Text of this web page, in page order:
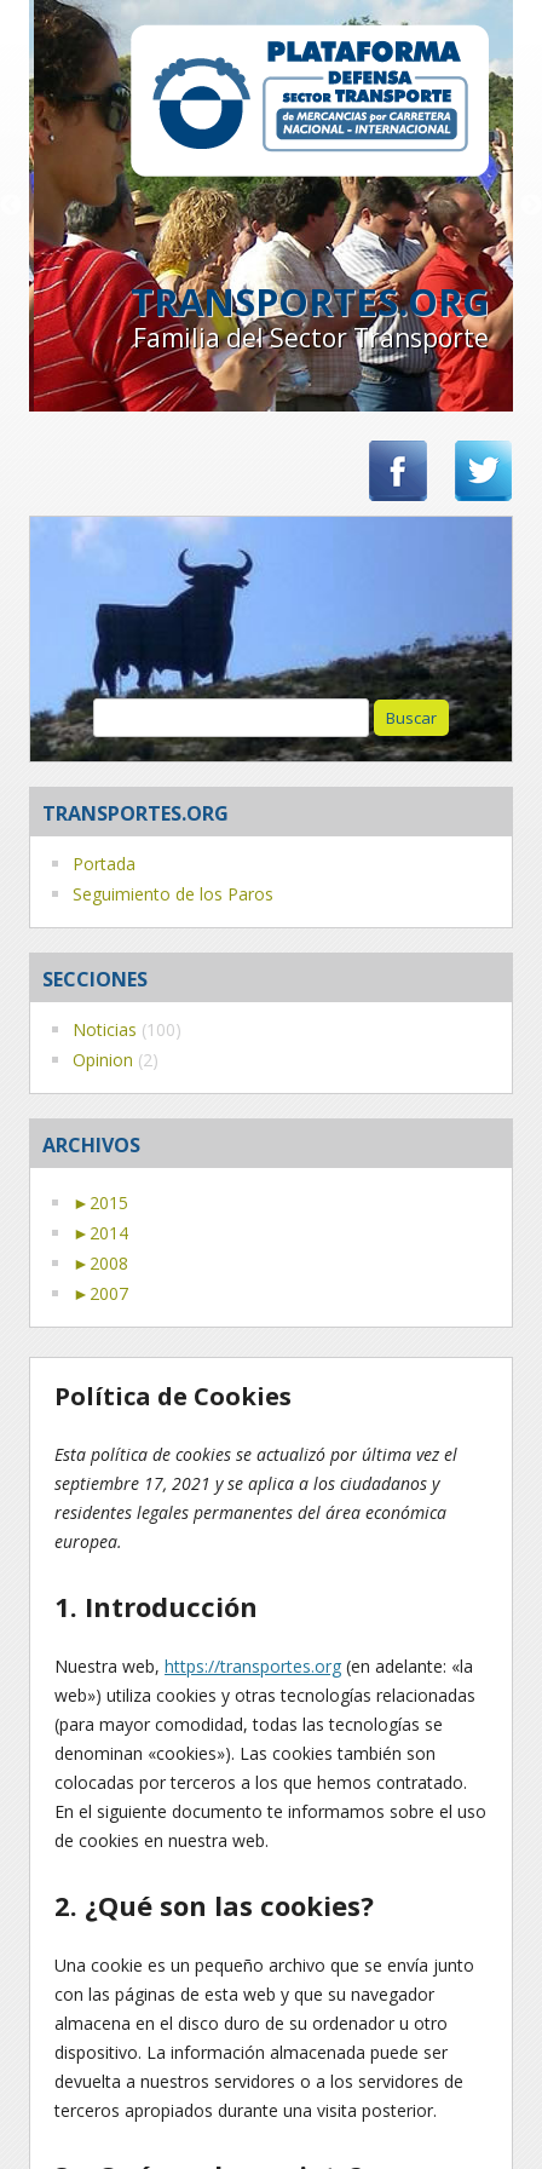
TRANSPORTES.ORG
Familia del Sector Transporte
Buscar:
TRANSPORTES.ORG
Portada
Seguimiento de los Paros
SECCIONES
Noticias (100)
Opinion (2)
ARCHIVOS
► 2015
► 2014
► 2008
► 2007
Política de Cookies
Esta política de cookies se actualizó por última vez el
septiembre 17, 2021 y se aplica a los ciudadanos y
residentes legales permanentes del área económica
europea.
1. Introducción
Nuestra web, https://transportes.org (en adelante: «la
web») utiliza cookies y otras tecnologías relacionadas
(para mayor comodidad, todas las tecnologías se
denominan «cookies»). Las cookies también son
colocadas por terceros a los que hemos contratado.
En el siguiente documento te informamos sobre el uso
de cookies en nuestra web.
2. ¿Qué son las cookies?
Una cookie es un pequeño archivo que se envía junto
con las páginas de esta web y que su navegador
almacena en el disco duro de su ordenador u otro
dispositivo. La información almacenada puede ser
devuelta a nuestros servidores o a los servidores de
terceros apropiados durante una visita posterior.